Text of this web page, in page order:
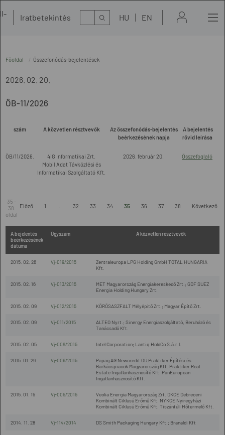
Iratbetekintés Kereső HU EN
Főoldal Összefonódás-bejelentések
2026. 02. 20.
ÖB-11/2026
szám A közvetlen résztvevők
Az összefonódás-bejelentés
beérkezésének napja
A bejelentés
rövid leírása
ÖB/11/2026.
4iG Informatikai Zrt.
Mobil Adat Távközlési és
Informatikai Szolgáltató Kft.
2026. február 20. Összefoglaló
35 -
38.
oldal
Előző 1 32 33 34 35 36 37 38 Következő
A bejelentés
beérkezésének
dátuma
Ügyszám A közvetlen résztvevők
2015. 02. 26 Vj-019/2015
Zentraleuropa LPG Holding GmbH TOTAL HUNGARIA
Kft.
2015. 02. 16 Vj-013/2015
MET Magyarország Energiakereskedő Zrt.; GDF SUEZ
Energia Holding Hungary Zrt.
2015. 02. 09 Vj-012/2015 KÖRÖSASZFALT Mélyépítő Zrt.; Magyar Építő Zrt.
2015. 02. 09 Vj-011/2015
ALTEO Nyrt.; Sinergy Energiaszolgáltató, Beruházó és
Tanácsadó Kft.
2015. 02. 05 Vj-009/2015 Intel Corporation; Lantiq HoldCo S.á.r.l.
2015. 01. 29 Vj-006/2015
Papag AG Newcredit OÜ Praktiker Építési és
Barkácspiacok Magyarország Kft. Praktiker Real
Estate Ingatlanhasznosító Kft. PanEuropean
Ingatlanhasznosító Kft.
2015. 01. 15 Vj-005/2015
Veolia Energia Magyarország Zrt. DKCE Debreceni
Kombinált Ciklusú Erőmű Kft. NYKCE Nyíregyházi
Kombinált Ciklusú Erőmű Kft. Tiszántúli Hőtermelő Kft.
2014. 11. 28 Vj-114/2014 DS Smith Packaging Hungary Kft.; Branaldi Kft